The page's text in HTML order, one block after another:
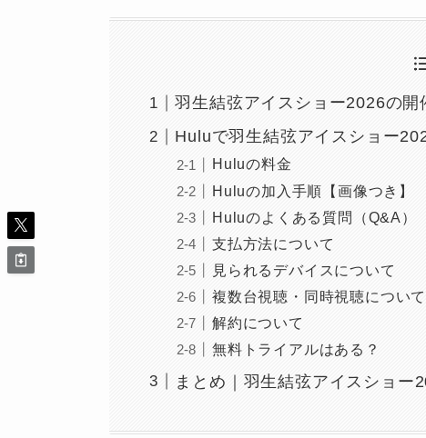
羽生結弦アイスショー2026の開
Huluで羽生結弦アイスショー
Huluの料金
Huluの加入手順【画像つき】
Huluのよくある質問（Q&A）
支払方法について
見られるデバイスについて
複数台視聴・同時視聴について
解約について
無料トライアルはある？
まとめ｜羽生結弦アイスショー